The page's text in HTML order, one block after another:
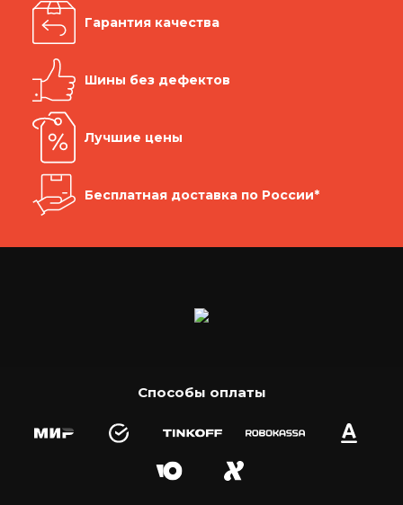
Гарантия качества
Шины без дефектов
Лучшие цены
Бесплатная доставка по России*
Способы оплаты